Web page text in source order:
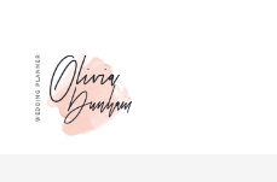
contenido